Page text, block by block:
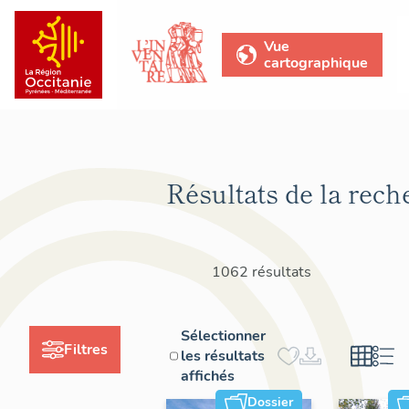
Vue
cartographique
Filtres
Résultats de la
1062 résultats
Sélectionner
les résultats
affichés
Dossier